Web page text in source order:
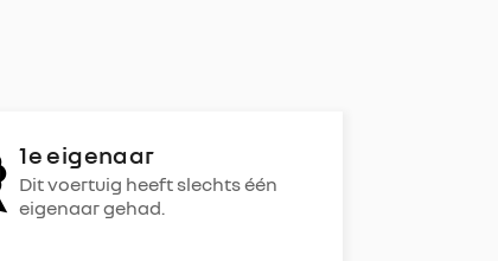
1e eigenaar
Dit voertuig heeft slechts één
eigenaar gehad.